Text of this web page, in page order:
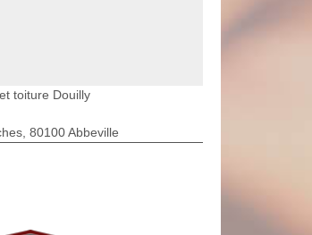
toiture Douilly
80100 Abbeville